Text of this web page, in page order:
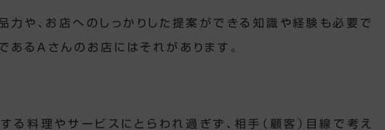
力や、お店へのしっかりした提案ができる知識や経験も必要で
あるAさんのお店にはそれがあります。
る料理やサービスにとらわれ過ぎず、相手（顧客）目線で考え